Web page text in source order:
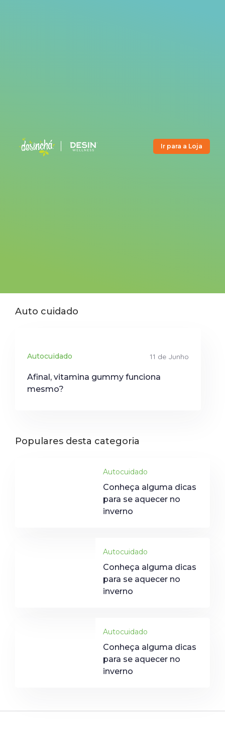
Ir para a Loja
Auto cuidado
Autocuidado 11 de Junho
Afinal, vitamina gummy funciona
mesmo?
Populares desta categoria
Autocuidado
Conheça alguma dicas
para se aquecer no
inverno
Autocuidado
Conheça alguma dicas
para se aquecer no
inverno
Autocuidado
Conheça alguma dicas
para se aquecer no
inverno